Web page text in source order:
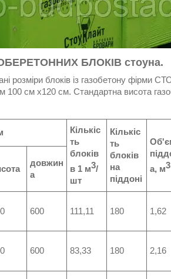
БЛОКІВ стоуна.
розміри блоків із газобетону фірми
100 см х120 см. Стандартна висота
Кількіс
ть
блоків
в 1 м3/
шт
Кількіс
ть
блоків
на
піддоні
а, м3
довжин
а
600 111,11 180 1,62
600 83,33 180 2,16